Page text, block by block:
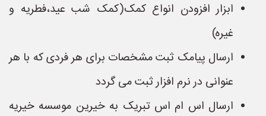
ابزار افزودن انواع کمک(کمک شب عید،فطریه و
غیره)
ارسال پیامک ثبت مشخصات برای هر فردی که با هر
عنوانی در نرم افزار ثبت می گردد
ارسال اس ام اس تبریک به خیرین موسسه خیریه